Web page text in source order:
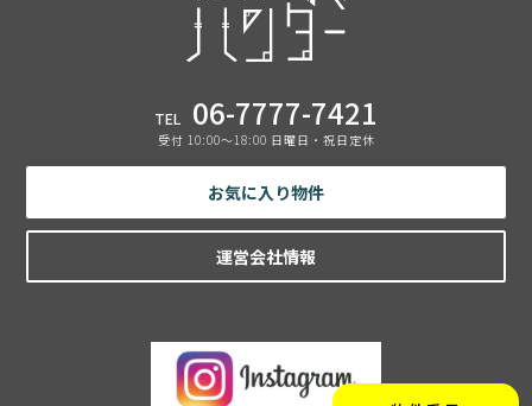
TEL 06-7777-7421
受付 10:00〜18:00 日曜日・祝日定休
お気に入り物件
運営会社情報